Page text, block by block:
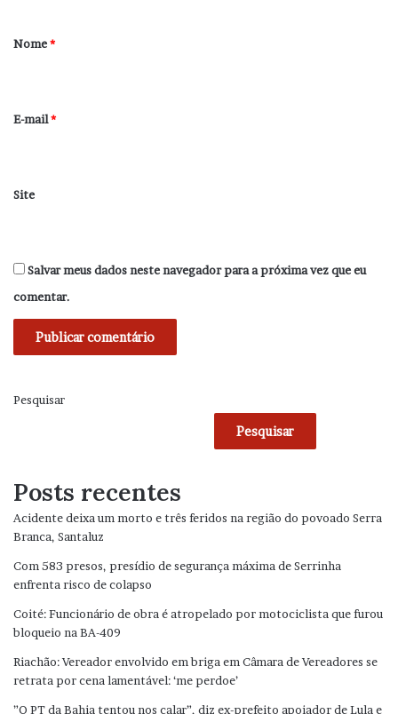
r
*
Nome*
E-mail*
Site
Salvar meus dados neste navegador para a próxima vez que eu
comentar.
Pesquisar
Pesquisar
Posts recentes
Acidente deixa um morto e três feridos na região do povoado Serra
Branca, Santaluz
Com 583 presos, presídio de segurança máxima de Serrinha
enfrenta risco de colapso
Coité: Funcionário de obra é atropelado por motociclista que furou
bloqueio na BA-409
Riachão: Vereador envolvido em briga em Câmara de Vereadores se
retrata por cena lamentável: ‘me perdoe’
”O PT da Bahia tentou nos calar”, diz ex-prefeito apoiador de Lula e